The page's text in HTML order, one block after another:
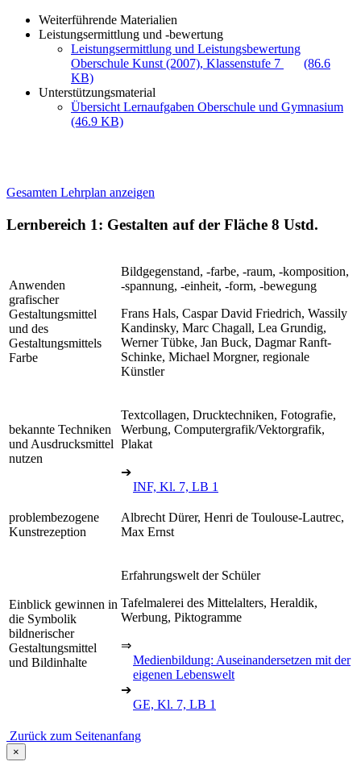
Weiterführende Materialien
Leistungsermittlung und -bewertung
Leistungsermittlung und Leistungsbewertung
Oberschule Kunst (2007), Klassenstufe 7
(86.6
KB)
Unterstützungsmaterial
Übersicht Lernaufgaben Oberschule und Gymnasium
(46.9 KB)
Gesamten Lehrplan anzeigen
Lernbereich 1: Gestalten auf der Fläche 8 Ustd.
Anwenden
grafischer
Gestaltungsmittel
und des
Gestaltungsmittels
Farbe
Bildgegenstand, -farbe, -raum, -komposition,
-spannung, -einheit, -form, -bewegung
Frans Hals, Caspar David Friedrich, Wassily
Kandinsky, Marc Chagall, Lea Grundig,
Werner Tübke, Jan Buck, Dagmar Ranft-
Schinke, Michael Morgner, regionale
Künstler
bekannte Techniken
und Ausdrucksmittel
nutzen
Textcollagen, Drucktechniken, Fotografie,
Werbung, Computergrafik/Vektorgrafik,
Plakat
➔
INF, Kl. 7, LB 1
problembezogene
Kunstrezeption
Albrecht Dürer, Henri de Toulouse-Lautrec,
Max Ernst
Einblick gewinnen in
die Symbolik
bildnerischer
Gestaltungsmittel
und Bildinhalte
Erfahrungswelt der Schüler
Tafelmalerei des Mittelalters, Heraldik,
Werbung, Piktogramme
⇒
Medienbildung: Auseinandersetzen mit der
eigenen Lebenswelt
➔
GE, Kl. 7, LB 1
Zurück zum Seitenanfang
×